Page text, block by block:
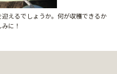
えるでしょうか。何が収穫できるか
に！